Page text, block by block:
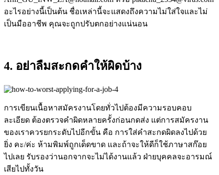
อะไรอย่างนี้เป็นต้น ชื่อเหล่านี้จะแสดงถึงความไม่ใส่ใจและไม่
เป็นมืออาชีพ คุณจะถูกปรับตกอย่างแน่นอน
4. อย่าลืมสะกดคำให้ผิดบ้าง
การเขียนเนื้อหาสมัครงานโดยทั่วไปต้องมีความรอบคอบ
ละเอียด ต้องตรวจคำผิดหลายครั้งก่อนกดส่ง แต่การสมัครงาน
ของเราควรยกระดับไปอีกขั้น คือ การใส่คำสะกดผิดลงไปด้วย
ยิ่ง คะ/ค่ะ ห้ามพิมพ์ถูกเด็ดขาด และถ้าจะให้ดีก็ใช้ภาษาสก๊อย
ไปเลย รับรองว่านอกจากจะไม่ได้งานแล้ว ฝ่ายบุคคลจะอารมณ์
เสียไปทั้งวัน